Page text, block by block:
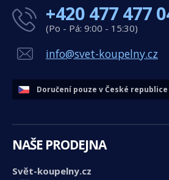
+420 477 477
(Po - Pá: 9:00 - 15:30)
info@svet-koupelny.cz
Doručení pouze v České republice
NAŠE PRODEJNA
Svět-koupelny.cz